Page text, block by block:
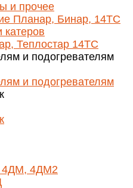
и прочее
Планар, Бинар, 14ТС
Теплостар 14ТС
и подогревателям
и подогревателям
4ДМ, 4ДМ2